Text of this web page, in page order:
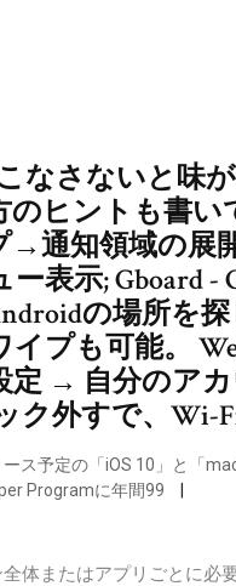
なさないと味
ヒントも書
通知領域の展
表示; Gboard -
の場所を
プも可能。
定 → 自分のア
ク外すで、Wi-
ス予定の「iOS 10」と「
Programに年間99
体またはアプリごとに必